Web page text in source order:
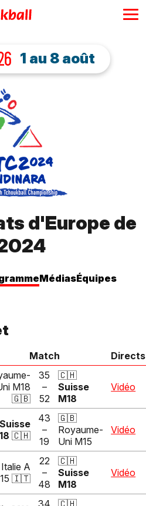
1 au 8 août
d'Europe de
MédiasÉquipes
Match Directs
M18
🇬🇧
35
–
52
🇨🇭
Suisse
M18
Vidéo
Suisse
🇨🇭
43
–
19
🇬🇧
Royaume-
Uni M15
Vidéo
Italie A
🇮🇹
22
–
48
🇨🇭
Suisse
M18
Vidéo
34
🇨🇭